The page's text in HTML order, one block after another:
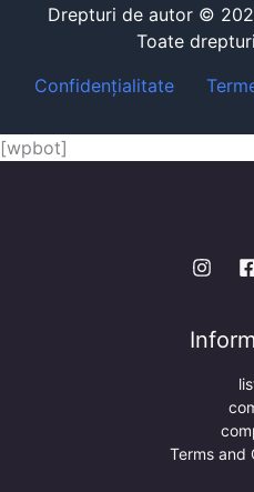
Drepturi de autor ©
Toate
Confidențialitate
[wpbot]
Terms and